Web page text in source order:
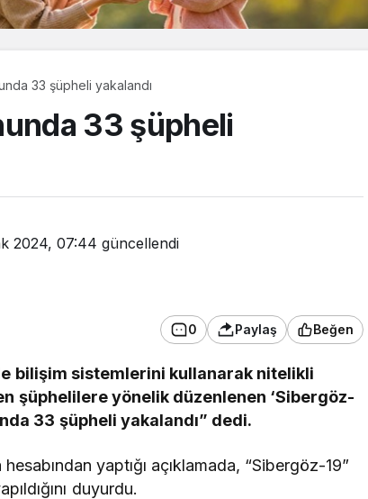
33 şüpheli yakalandı
33 şüpheli
2024, 07:44 güncellendi
0 Paylaş Beğen
bilişim sistemlerini kullanarak nitelikli
şüphelilere yönelik düzenlenen ‘Sibergöz-
33 şüpheli yakalandı” dedi.
yaptığı açıklamada, “Sibergöz-19”
duyurdu.
Yurtta bugün hava nasıl
olacak?